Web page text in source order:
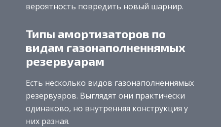
вероятность повредить новый шарнир.
Типы амортизаторов по
видам газонаполненнямых
резервуарам
Есть несколько видов газонаполненнямых
резервуаров. Выглядят они практически
одинаково, но внутренняя конструкция у
них разная.